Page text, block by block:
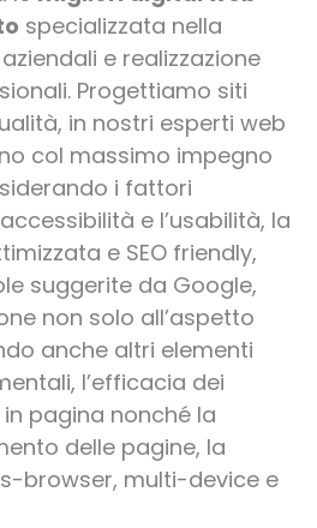
specializzata nella
e realizzazione
Progettiamo siti
in nostri esperti web
col massimo impegno
i fattori
e l’usabilità, la
e SEO friendly,
suggerite da Google,
non solo all’aspetto
anche altri elementi
l’efficacia dei
pagina nonché la
delle pagine, la
browser, multi-device e